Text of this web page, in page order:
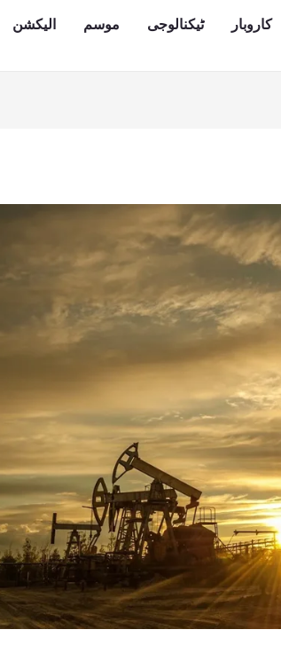
کاروبار ٹیکنالوجی موسم
الیکشن